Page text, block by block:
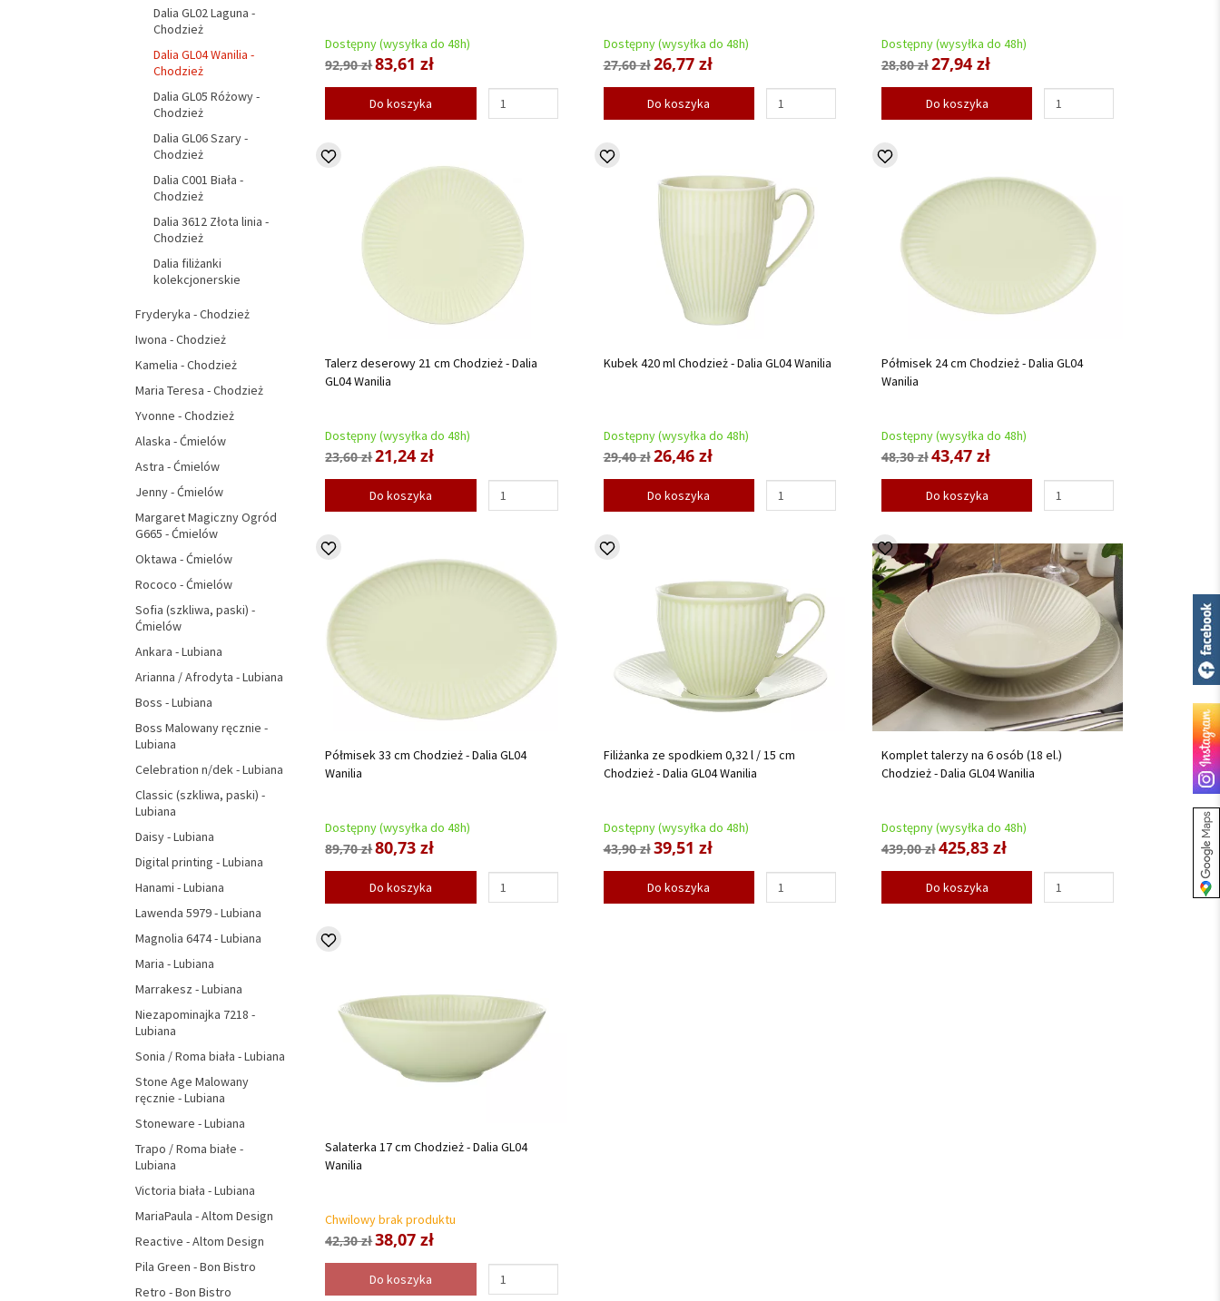
Dostępny (wysyłka do 48h)
92,90 zł83,61 zł
Do koszyka
Dostępny (wysyłka do 48h)
27,60 zł26,77 zł
Do koszyka
Dostępny (wysyłka do 48h)
28,80 zł27,94 zł
Do koszyka
Talerz deserowy 21 cm Chodzież - Dalia
GL04 Wanilia
Dostępny (wysyłka do 48h)
23,60 zł21,24 zł
Do koszyka
Kubek 420 ml Chodzież - Dalia GL04 Wanilia
Dostępny (wysyłka do 48h)
29,40 zł26,46 zł
Do koszyka
Półmisek 24 cm Chodzież - Dalia GL04
Wanilia
Dostępny (wysyłka do 48h)
48,30 zł43,47 zł
Do koszyka
Półmisek 33 cm Chodzież - Dalia GL04
Wanilia
Dostępny (wysyłka do 48h)
89,70 zł80,73 zł
Do koszyka
Filiżanka ze spodkiem 0,32 l / 15 cm
Chodzież - Dalia GL04 Wanilia
Dostępny (wysyłka do 48h)
43,90 zł39,51 zł
Do koszyka
Komplet talerzy na 6 osób (18 el.)
Chodzież - Dalia GL04 Wanilia
Dostępny (wysyłka do 48h)
439,00 zł425,83 zł
Do koszyka
Salaterka 17 cm Chodzież - Dalia GL04
Wanilia
Chwilowy brak produktu
42,30 zł38,07 zł
Do koszyka
Dalia GL02 Laguna -
Chodzież
Dalia GL04 Wanilia -
Chodzież
Dalia GL05 Różowy -
Chodzież
Dalia GL06 Szary -
Chodzież
Dalia C001 Biała -
Chodzież
Dalia 3612 Złota linia -
Chodzież
Dalia filiżanki
kolekcjonerskie
Fryderyka - Chodzież
Iwona - Chodzież
Kamelia - Chodzież
Maria Teresa - Chodzież
Yvonne - Chodzież
Alaska - Ćmielów
Astra - Ćmielów
Jenny - Ćmielów
Margaret Magiczny Ogród
G665 - Ćmielów
Oktawa - Ćmielów
Rococo - Ćmielów
Sofia (szkliwa, paski) -
Ćmielów
Ankara - Lubiana
Arianna / Afrodyta - Lubiana
Boss - Lubiana
Boss Malowany ręcznie -
Lubiana
Celebration n/dek - Lubiana
Classic (szkliwa, paski) -
Lubiana
Daisy - Lubiana
Digital printing - Lubiana
Hanami - Lubiana
Lawenda 5979 - Lubiana
Magnolia 6474 - Lubiana
Maria - Lubiana
Marrakesz - Lubiana
Niezapominajka 7218 -
Lubiana
Sonia / Roma biała - Lubiana
Stone Age Malowany
ręcznie - Lubiana
Stoneware - Lubiana
Trapo / Roma białe -
Lubiana
Victoria biała - Lubiana
MariaPaula - Altom Design
Reactive - Altom Design
Pila Green - Bon Bistro
Retro - Bon Bistro